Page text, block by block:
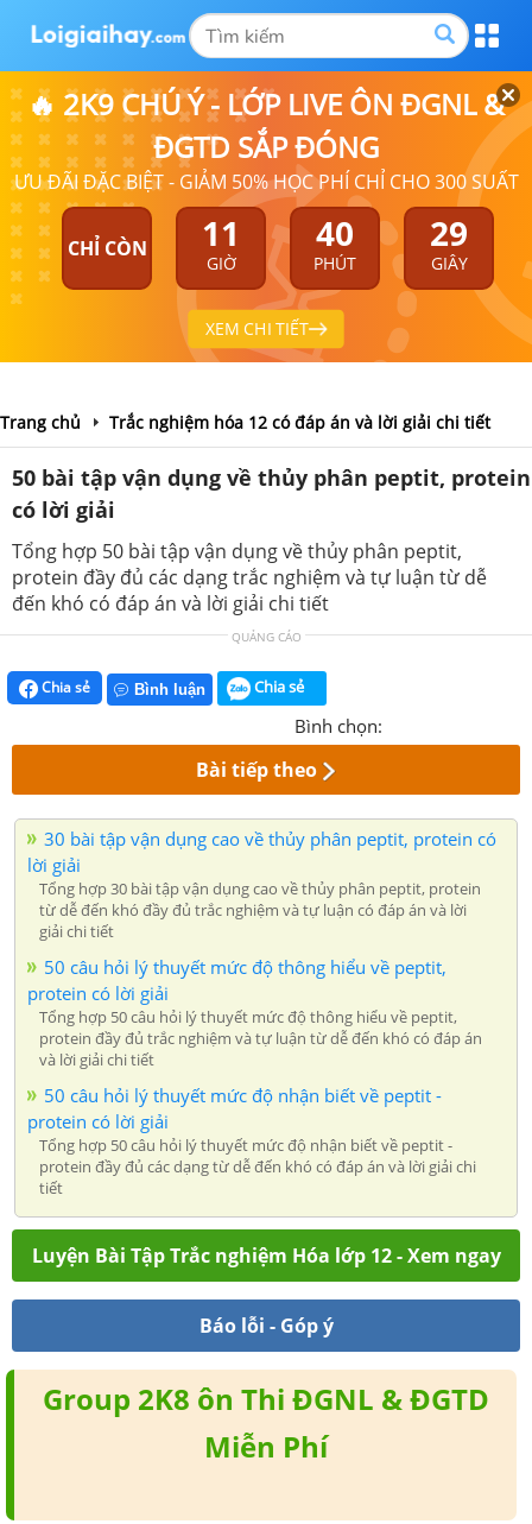
🔥 2K9 CHÚ Ý - LỚP LIVE ÔN ĐGNL &
ĐGTD SẮP ĐÓNG
ƯU ĐÃI ĐẶC BIỆT - GIẢM 50% HỌC PHÍ CHỈ CHO 300 SUẤT
CHỈ CÒN 11
GIỜ
40
PHÚT
29
GIÂY
XEM CHI TIẾT
Trang chủ Trắc nghiệm hóa 12 có đáp án và lời giải chi tiết
50 bài tập vận dụng về thủy phân peptit, protein
có lời giải
Tổng hợp 50 bài tập vận dụng về thủy phân peptit,
protein đầy đủ các dạng trắc nghiệm và tự luận từ dễ
đến khó có đáp án và lời giải chi tiết
QUẢNG CÁO
Chia sẻ Bình luận Chia sẻ
Bình chọn:
Bài tiếp theo
30 bài tập vận dụng cao về thủy phân peptit, protein có
lời giải
Tổng hợp 30 bài tập vận dụng cao về thủy phân peptit, protein
từ dễ đến khó đầy đủ trắc nghiệm và tự luận có đáp án và lời
giải chi tiết
50 câu hỏi lý thuyết mức độ thông hiểu về peptit,
protein có lời giải
Tổng hợp 50 câu hỏi lý thuyết mức độ thông hiểu về peptit,
protein đầy đủ trắc nghiệm và tự luận từ dễ đến khó có đáp án
và lời giải chi tiết
50 câu hỏi lý thuyết mức độ nhận biết về peptit -
protein có lời giải
Tổng hợp 50 câu hỏi lý thuyết mức độ nhận biết về peptit -
protein đầy đủ các dạng từ dễ đến khó có đáp án và lời giải chi
tiết
Luyện Bài Tập Trắc nghiệm Hóa lớp 12 - Xem ngay
Báo lỗi - Góp ý
Group 2K8 ôn Thi ĐGNL & ĐGTD
Miễn Phí